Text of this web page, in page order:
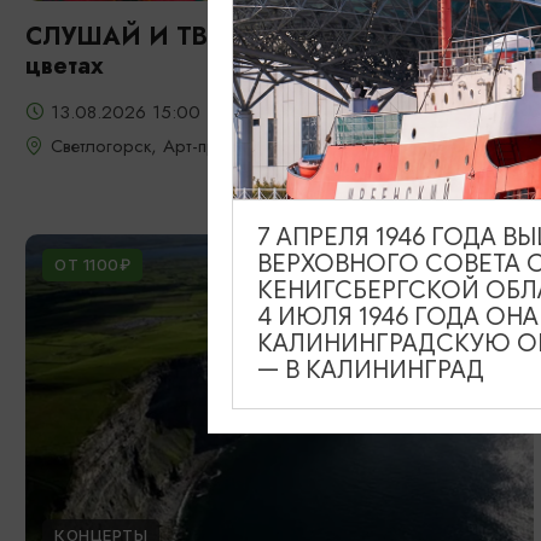
СЛУШАЙ И ТВОРИ: Фрида: портрет в
цветах
13.08.2026 15:00
Светлогорск, Арт-пространство «Янтарь-холл»
ОТ 1100₽
КОНЦЕРТЫ
7 АПРЕЛЯ 1946 ГОДА
ВЕРХОВНОГО СОВЕТА
КЕНИГСБЕРГСКОЙ
4 ИЮЛЯ 1946 ГОДА
КАЛИНИНГРАДСКУЮ
— В КАЛИНИНГРАД